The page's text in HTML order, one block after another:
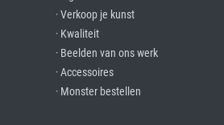
· Verkoop je kunst
· Kwaliteit
· Beelden van ons werk
· Accessoires
· Monster bestellen